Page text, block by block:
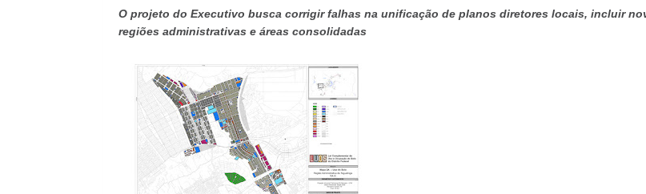
O projeto do Executivo busca corrigir falhas na unificação de planos diretores locais, incluir
regiões administrativas e áreas consolidadas